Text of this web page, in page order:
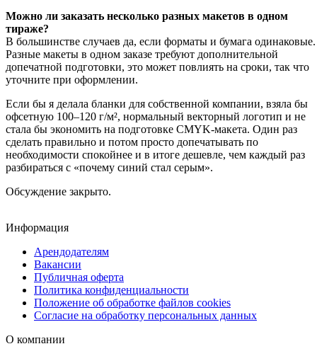
Можно ли заказать несколько разных макетов в одном
тираже?
В большинстве случаев да, если форматы и бумага одинаковые.
Разные макеты в одном заказе требуют дополнительной
допечатной подготовки, это может повлиять на сроки, так что
уточните при оформлении.
Если бы я делала бланки для собственной компании, взяла бы
офсетную 100–120 г/м², нормальный векторный логотип и не
стала бы экономить на подготовке CMYK-макета. Один раз
сделать правильно и потом просто допечатывать по
необходимости спокойнее и в итоге дешевле, чем каждый раз
разбираться с «почему синий стал серым».
Обсуждение закрыто.
Информация
Арендодателям
Вакансии
Публичная оферта
Политика конфиденциальности
Положение об обработке файлов cookies
Согласие на обработку персональных данных
О компании